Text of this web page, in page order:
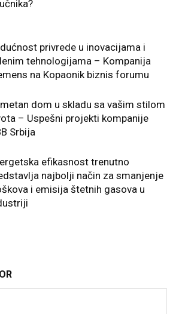
privrede u inovacijama i
tehnologijama – Kompanija
na Kopaonik biznis forumu
dom u skladu sa vašim stilom
– Uspešni projekti kompanije
Srbija
efikasnost trenutno
najbolji način za smanjenje
i emisija štetnih gasova u